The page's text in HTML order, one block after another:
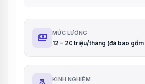
payments MỨC LƯƠNG
KINH NGHIỆM